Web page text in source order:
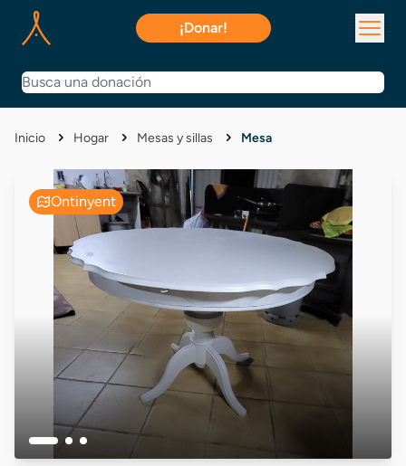
¡Donar!
Inicio Hogar Mesas y sillas Mesa
Ontinyent